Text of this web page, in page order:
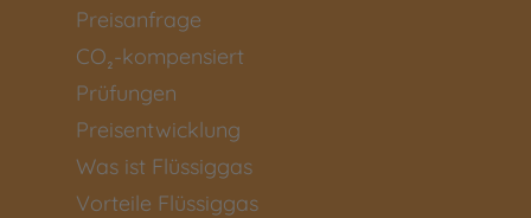
Preisanfrage
CO₂-kompensiert
Prüfungen
Preisentwicklung
Was ist Flüssiggas
Vorteile Flüssiggas